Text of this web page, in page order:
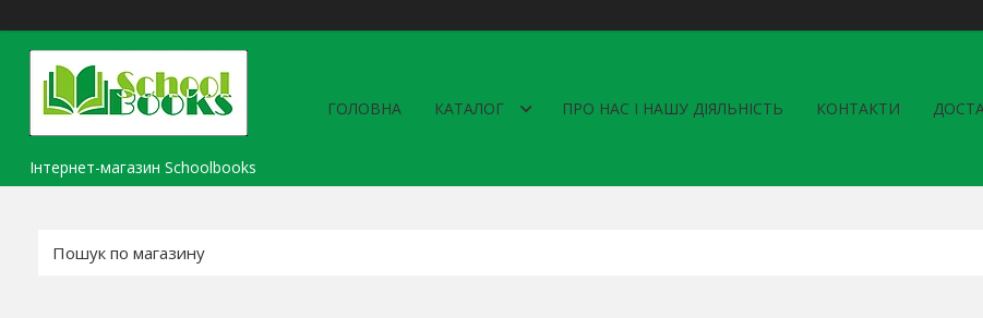
Інтернет-магазин Schoolbooks
ГОЛОВНА КАТАЛОГ ПРО НАС І НАШУ ДІЯЛЬНІСТЬ КОНТАКТИ